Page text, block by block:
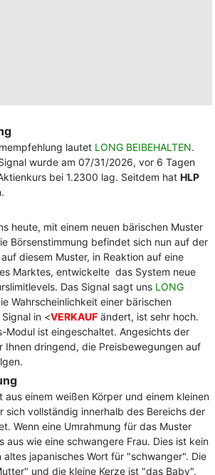
lautet LONG BEIBEHALTEN.
wurde am 07/31/2026, vor 6 Tagen
bei 1.2300 lag. Seitdem hat HLP
heute, mit einem neuen bärischen Muster
Börsenstimmung befindet sich nun auf der
diesem Muster, in Reaktion auf eine
Marktes, entwickelte das System neue
Das Signal sagt uns LONG
Wahrscheinlichkeit einer bärischen
in <VERKAUF ändert, ist sehr hoch.
Modul ist eingeschaltet. Angesichts der
Ihnen dringend, die Preisbewegungen auf
aus einem weißen Körper und einem kleinen
sich vollständig innerhalb des Bereichs der
Wenn eine Umrahmung für das Muster
aus wie eine schwangere Frau. Dies ist kein
japanisches Wort für "schwanger". Die
und die kleine Kerze ist "das Baby".